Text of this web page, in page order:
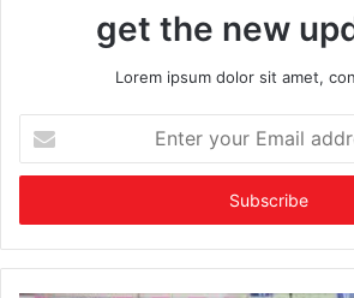
get the new
Lorem ipsum dolor sit amet,
your
Email